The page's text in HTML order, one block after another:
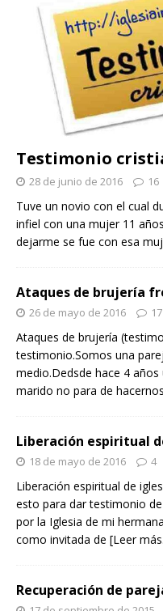
Testimonio
28 de junio de 2016 16
Tuve un novio con el cual
infiel con una mujer 11
dejarme se fue con esa
Ataques de brujería
26 de mayo de 2016 17
Ataques de brujería
testimonio.Somos una
medio.Dedsde hace 4
marido no para de hacernos
Liberación espiritual
18 de mayo de 2016 4
Liberación espiritual de
esto para dar testimonio
por la Iglesia de mi
como invitada de [Leer
Recuperación de